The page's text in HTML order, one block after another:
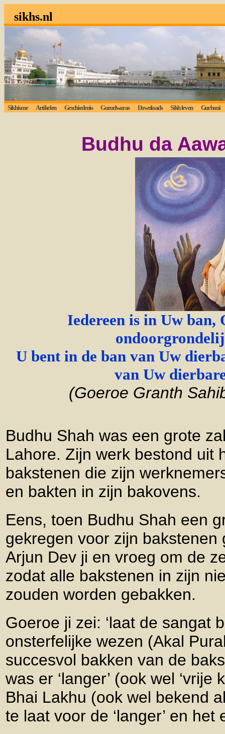
sikhs.nl
Sikhisme Artikelen Geschiedenis Gurudwaras Downloads Sikh leven Gurbani
Budhu da
Iedereen is in Uw ban,
U bent in de ban van Uw
van Uw
(Goeroe Granth
Budhu Shah was een grote
Lahore. Zijn werk bestond uit
bakstenen die zijn
en bakten in zijn bakovens.
Eens, toen Budhu Shah een
gekregen voor zijn bakstenen
Arjun Dev ji en vroeg om de
zodat alle bakstenen in zijn
zouden worden gebakken.
Goeroe ji zei: ‘laat de sangat
onsterfelijke wezen (Akal
succesvol bakken van de
was er ‘langer’ (ook wel ‘vrije
Bhai Lakhu (ook wel bekend
te laat voor de ‘langer’ en het